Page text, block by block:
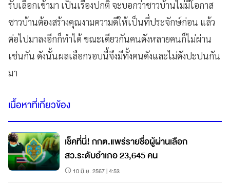
รับเลือกเข้ามา เป็นเรื่องปกติ จะบอกว่าชาวบ้านไม่มีโอกาส
ชาวบ้านต้องสร้างคุณงามความดีให้เป็นที่ประจักษ์ก่อน แล้ว
ต่อไปมาลงอีกก็ทำได้ ขณะเดียวกันคนดังหลายคนก็ไม่ผ่าน
เช่นกัน ดังนั้นผลเลือกรอบนี้จึงมีทั้งคนดังและไม่ดังปะปนกัน
มา
เนื้อหาที่เกี่ยวข้อง
เช็คที่นี่! กกต.แพร่รายชื่อผู้ผ่านเลือก
สว.ระดับอำเภอ 23,645 คน
10 มิ.ย. 2567 | 4:53